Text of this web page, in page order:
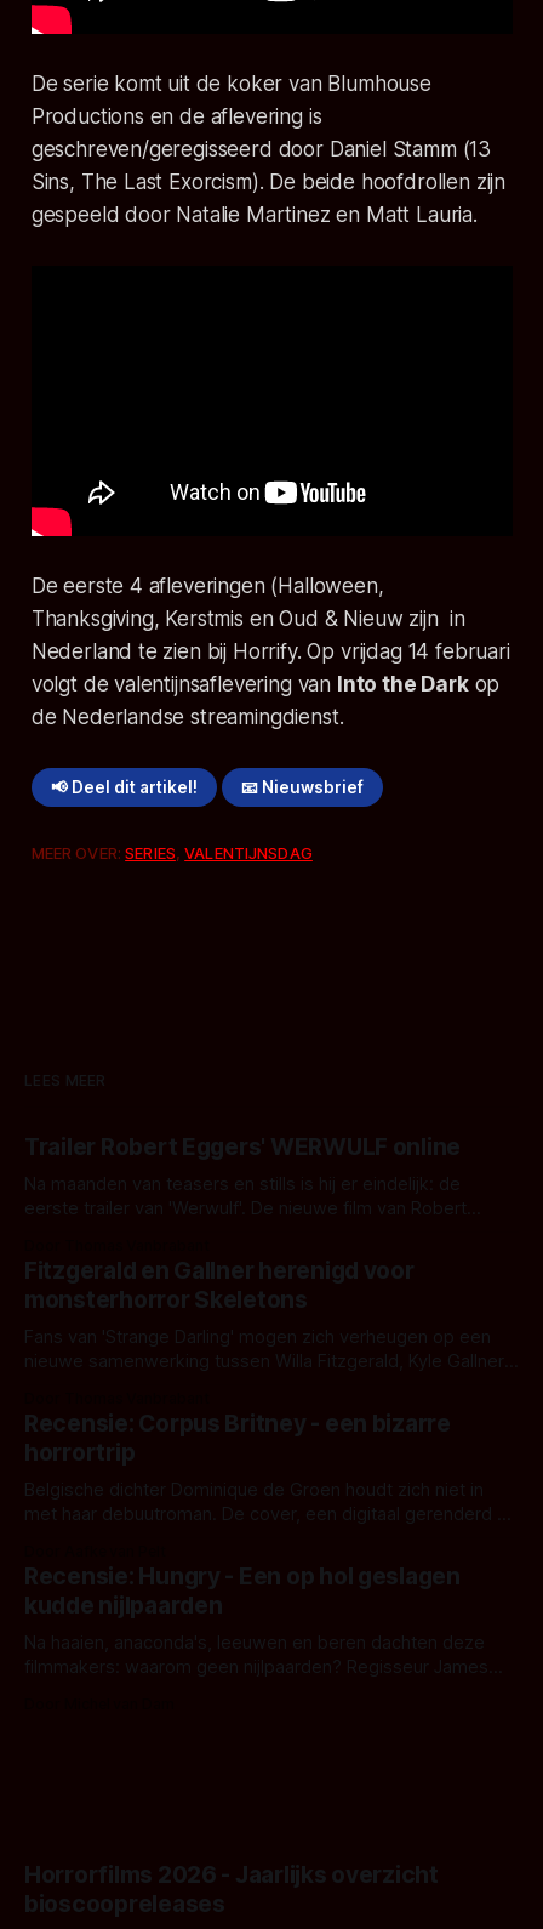
De serie komt uit de koker van Blumhouse
Productions en de aflevering is
geschreven/geregisseerd door Daniel Stamm (13
Sins, The Last Exorcism). De beide hoofdrollen zijn
gespeeld door Natalie Martinez en Matt Lauria.
De eerste 4 afleveringen (Halloween,
Thanksgiving, Kerstmis en Oud & Nieuw zijn in
Nederland te zien bij Horrify. Op vrijdag 14 februari
volgt de valentijnsaflevering van Into the Darkop
de Nederlandse streamingdienst.
📢 Deel dit artikel! 📧 Nieuwsbrief
MEER OVER:SERIES,VALENTIJNSDAG
LEES MEER
Trailer Robert Eggers' WERWULF online
Na maanden van teasers en stills is hij er eindelijk: de
eerste trailer van 'Werwulf'. De nieuwe film van Robert
kille stijl vol folklore en mythe. Het topic deze keer is (kon
het het al raden?)... de weerwolf. Kijk je mee?
Fitzgerald en Gallner herenigd voor
monsterhorror Skeletons
Fans van 'Strange Darling' mogen zich verheugen op een
nieuwe samenwerking tussen Willa Fitzgerald, Kyle Gallner
'Skeletons', een nieuwe creature feature waarvoor de
opnames zijn gestart in Australië.
Recensie: Corpus Britney - een bizarre
horrortrip
Belgische dichter Dominique de Groen houdt zich niet in
met haar debuutroman. De cover, een digitaal gerenderd en
achtergrond, belooft iets kleurrijks maar onheilspellends,
iets ongrijpbaars. En dat maakt De Groen met ieder woord
waar.
Recensie: Hungry - Een op hol geslagen
kudde nijlpaarden
Na haaien, anaconda's, leeuwen en beren dachten deze
filmmakers: waarom geen nijlpaarden? Regisseur James
Horrorfilms 2026 - Jaarlijks overzicht
bioscoopreleases